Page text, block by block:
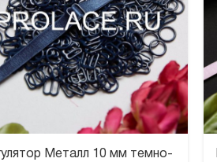
Металл 10 мм темно-